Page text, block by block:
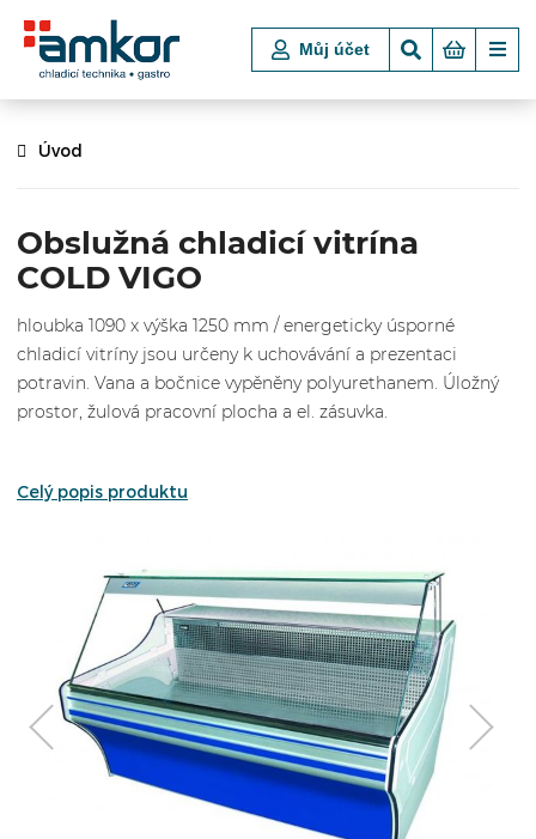
Můj účet
Úvod
Obslužná chladicí vitrína
COLD VIGO
hloubka 1090 x výška 1250 mm / energeticky úsporné
chladicí vitríny jsou určeny k uchovávání a prezentaci
potravin. Vana a bočnice vypěněny polyurethanem. Úložný
prostor, žulová pracovní plocha a el. zásuvka.
Celý popis produktu